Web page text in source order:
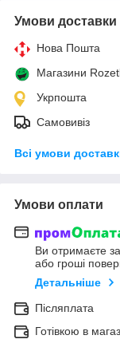
Умови доставки
Нова Пошта
Магазини
Укрпошта
Самовивіз
Всі умови
Умови оплати
Ви отримаєте
або гроші
Детальніше
Післяплата
Готівкою в